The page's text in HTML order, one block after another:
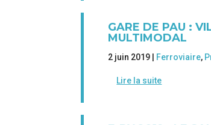
GARE DE PAU :
MULTIMODAL
2 juin 2019 | Ferroviaire,
Lire la suite